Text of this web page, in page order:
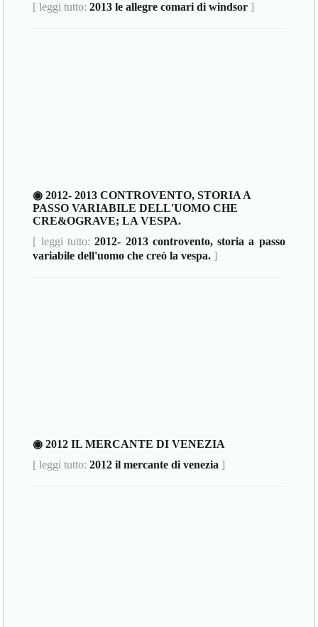
[ leggi tutto:2013 le allegre comari di windsor ]
◉ 2012- 2013 CONTROVENTO, STORIA A
PASSO VARIABILE DELL'UOMO CHE
CRE&OGRAVE; LA VESPA.
[ leggi tutto:2012- 2013 controvento, storia a passo
variabile dell'uomo che creò la vespa. ]
◉ 2012 IL MERCANTE DI VENEZIA
[ leggi tutto:2012 il mercante di venezia ]